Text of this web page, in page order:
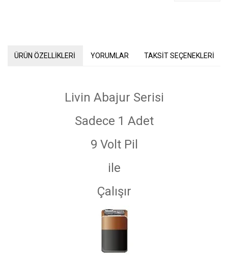
ÜRÜN ÖZELLİKLERİ YORUMLAR TAKSİT SEÇENEKLERİ
Livin Abajur Serisi
Sadece 1 Adet
9 Volt Pil
ile
Çalışır